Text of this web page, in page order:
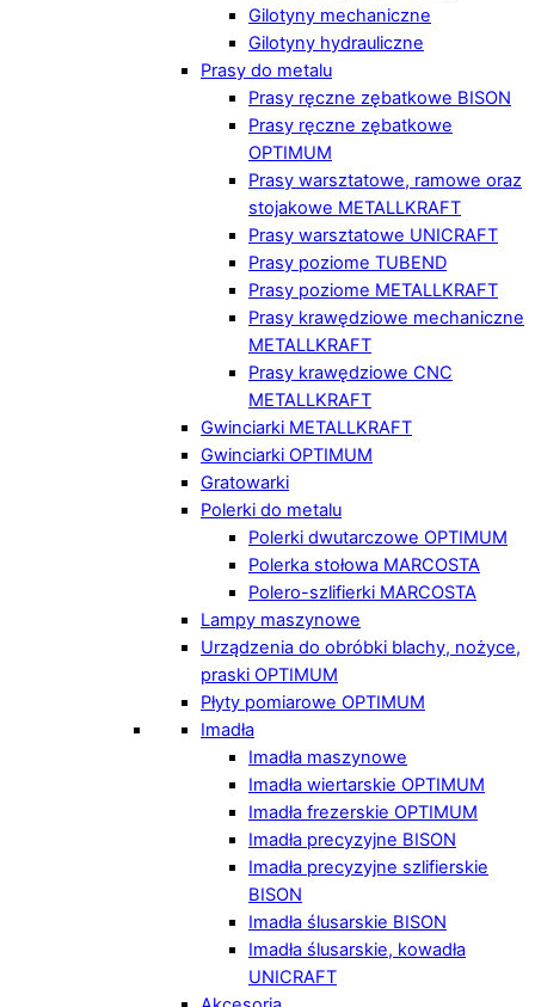
Gilotyny mechaniczne
Gilotyny hydrauliczne
Prasy do metalu
Prasy ręczne zębatkowe BISON
Prasy ręczne zębatkowe
OPTIMUM
Prasy warsztatowe, ramowe oraz
stojakowe METALLKRAFT
Prasy warsztatowe UNICRAFT
Prasy poziome TUBEND
Prasy poziome METALLKRAFT
Prasy krawędziowe mechaniczne
METALLKRAFT
Prasy krawędziowe CNC
METALLKRAFT
Gwinciarki METALLKRAFT
Gwinciarki OPTIMUM
Gratowarki
Polerki do metalu
Polerki dwutarczowe OPTIMUM
Polerka stołowa MARCOSTA
Polero-szlifierki MARCOSTA
Lampy maszynowe
Urządzenia do obróbki blachy, nożyce,
praski OPTIMUM
Płyty pomiarowe OPTIMUM
Imadła
Imadła maszynowe
Imadła wiertarskie OPTIMUM
Imadła frezerskie OPTIMUM
Imadła precyzyjne BISON
Imadła precyzyjne szlifierskie
BISON
Imadła ślusarskie BISON
Imadła ślusarskie, kowadła
UNICRAFT